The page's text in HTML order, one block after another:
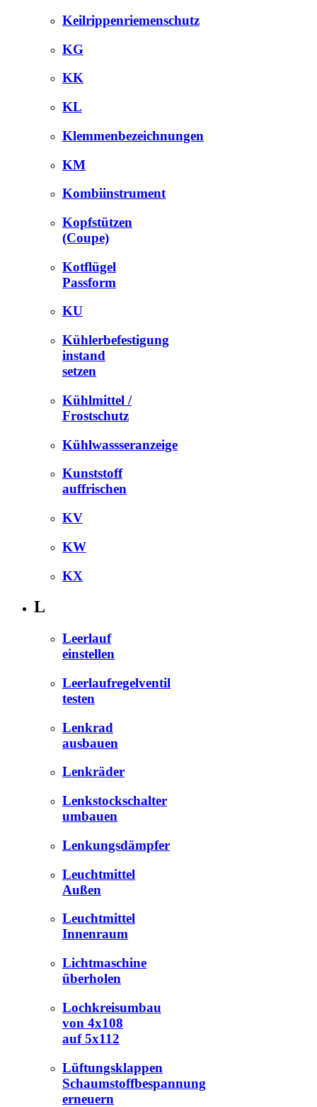
Keilrippenriemenschutz
KG
KK
KL
Klemmenbezeichnungen
KM
Kombiinstrument
Kopfstützen
(Coupe)
Kotflügel
Passform
KU
Kühlerbefestigung
instand
setzen
Kühlmittel /
Frostschutz
Kühlwassseranzeige
Kunststoff
auffrischen
KV
KW
KX
L
Leerlauf
einstellen
Leerlaufregelventil
testen
Lenkrad
ausbauen
Lenkräder
Lenkstockschalter
umbauen
Lenkungsdämpfer
Leuchtmittel
Außen
Leuchtmittel
Innenraum
Lichtmaschine
überholen
Lochkreisumbau
von 4x108
auf 5x112
Lüftungsklappen
Schaumstoffbespannung
erneuern